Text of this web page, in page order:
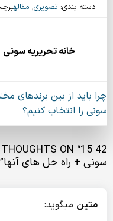
دسته بندی:تصویری, مقاله
خانه تحریریه سونی
چرا باید از بین برندهای
سونی را انتخاب کنیم؟
42 THOUGHTS ON “
سونی + راه حل های آنها”
متین میگوید: